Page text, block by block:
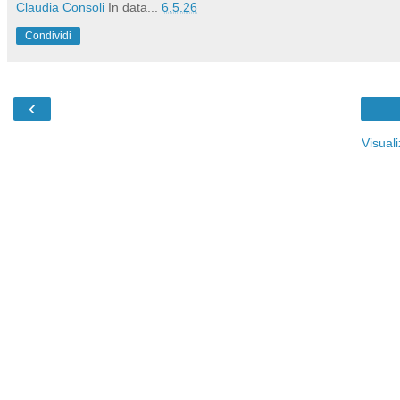
Claudia Consoli In data... 6.5.26
Condividi
‹